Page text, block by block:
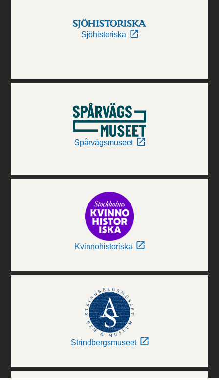
Sjöhistoriska
Spårvägsmuseet
Kvinnohistoriska
Strindbergsmuseet